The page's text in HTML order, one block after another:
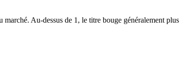
Au-dessus de 1, le titre bouge généralement